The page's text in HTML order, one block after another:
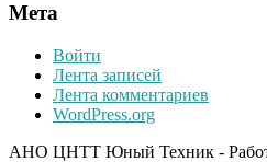
Мета
Войти
Лента записей
Лента комментариев
WordPress.org
АНО ЦНТТ Юный Техник -